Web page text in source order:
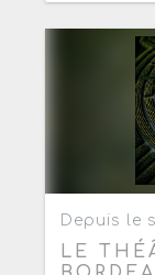
Depuis le
LE